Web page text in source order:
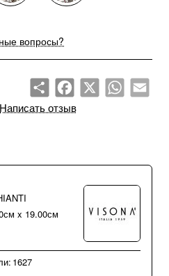
вопросы?
ShareFacebook
X WhatsApp
Написать отзыв
x 19.00см
1627